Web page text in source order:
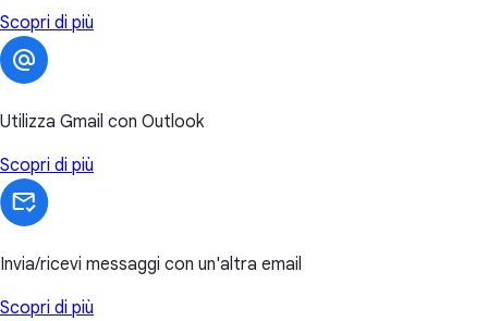
Scopri di più
Utilizza Gmail con Outlook
Scopri di più
Invia/ricevi messaggi con un'altra email
Scopri di più